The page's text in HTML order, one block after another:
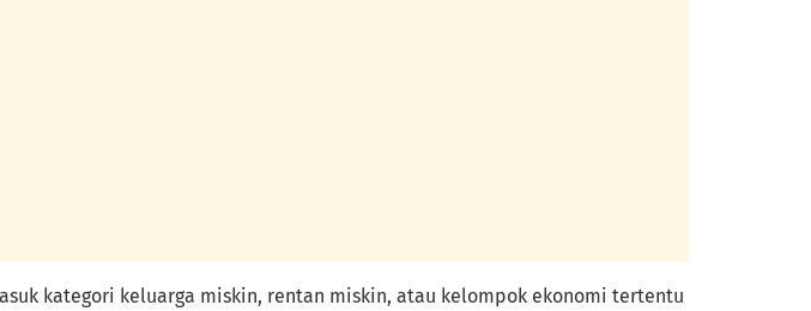
kategori keluarga miskin, rentan miskin, atau kelompok ekonomi tertentu